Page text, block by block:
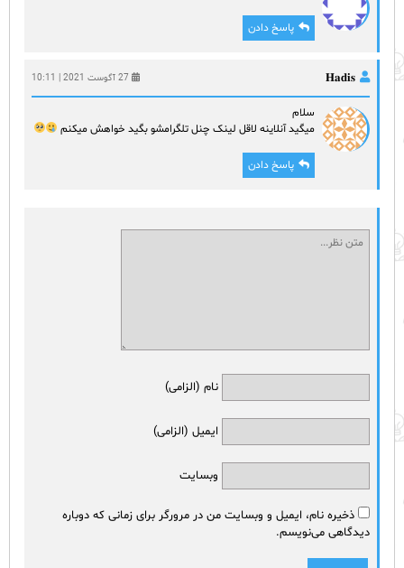
پاسخ دادن
𝐇𝐚𝐝𝐢𝐬 27 آگوست 2021 | 10:11
سلام
میگید آنلاینه لاقل لینک چنل تلگرامشو بگید خواهش میکنم
پاسخ دادن
نام (الزامی)
ایمیل (الزامی)
وبسایت
ذخیره نام، ایمیل و وبسایت من در مرورگر برای زمانی که دوباره
دیدگاهی می‌نویسم.